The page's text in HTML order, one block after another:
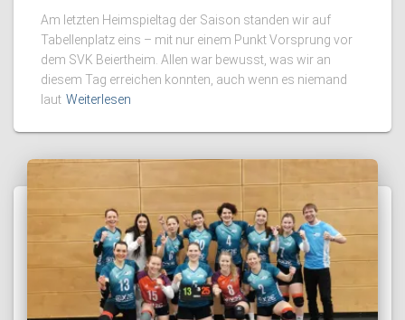
Am letzten Heimspieltag der Saison standen wir auf
Tabellenplatz eins – mit nur einem Punkt Vorsprung vor
dem SVK Beiertheim. Allen war bewusst, was wir an
diesem Tag erreichen konnten, auch wenn es niemand
laut Weiterlesen